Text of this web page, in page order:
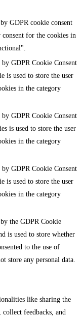
GDPR cookie consent
consent for the cookies in
GDPR Cookie Consent
is used to store the user
in the category
GDPR Cookie Consent
is used to store the user
in the category
GDPR Cookie Consent
is used to store the user
in the category
the GDPR Cookie
is used to store whether
to the use of
store any personal data.
like sharing the
feedbacks, and